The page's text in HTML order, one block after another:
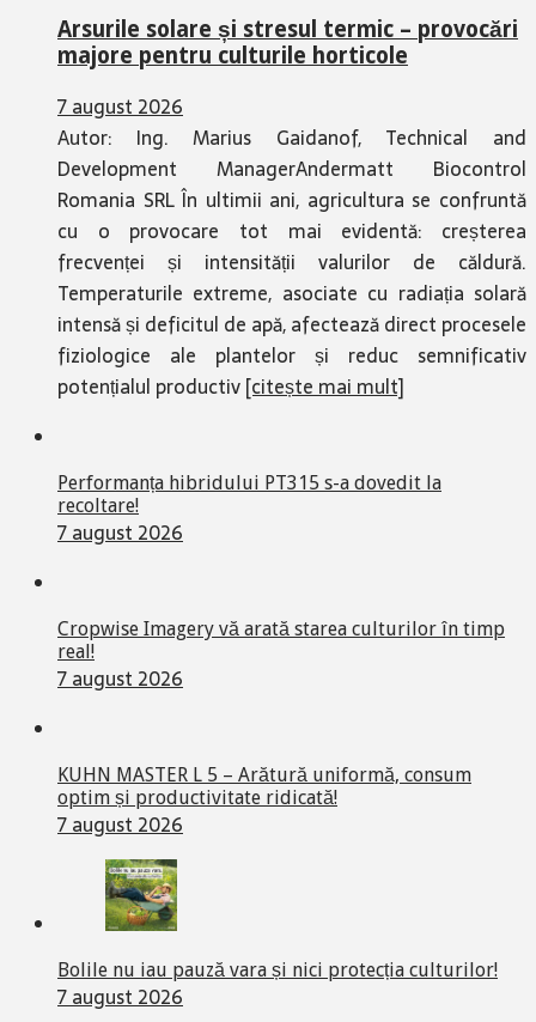
Arsurile solare și stresul termic – provocări
majore pentru culturile horticole
7 august 2026
Autor: Ing. Marius Gaidanof, Technical and
Development ManagerAndermatt Biocontrol
Romania SRL În ultimii ani, agricultura se confruntă
cu o provocare tot mai evidentă: creșterea
frecvenței și intensității valurilor de căldură.
Temperaturile extreme, asociate cu radiația solară
intensă și deficitul de apă, afectează direct procesele
fiziologice ale plantelor și reduc semnificativ
potențialul productiv[citește mai mult]
Performanța hibridului PT315 s-a dovedit la
recoltare!
7 august 2026
Cropwise Imagery vă arată starea culturilor în timp
real!
7 august 2026
KUHN MASTER L 5 – Arătură uniformă, consum
optim și productivitate ridicată!
7 august 2026
Bolile nu iau pauză vara și nici protecția culturilor!
7 august 2026